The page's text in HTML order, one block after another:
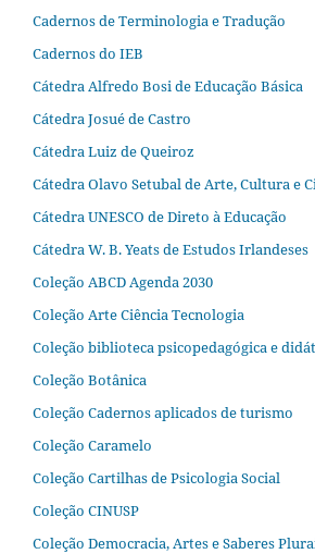
Cadernos de Terminologia e Tradução
Cadernos do IEB
Cátedra Alfredo Bosi de Educação Básica
Cátedra Josué de Castro
Cátedra Luiz de Queiroz
Cátedra Olavo Setubal de Arte, Cultura e
Cátedra UNESCO de Direto à Educação
Cátedra W. B. Yeats de Estudos Irlandeses
Coleção ABCD Agenda 2030
Coleção Arte Ciência Tecnologia
Coleção biblioteca psicopedagógica e
Coleção Botânica
Coleção Cadernos aplicados de turismo
Coleção Caramelo
Coleção Cartilhas de Psicologia Social
Coleção CINUSP
Coleção Democracia, Artes e Saberes